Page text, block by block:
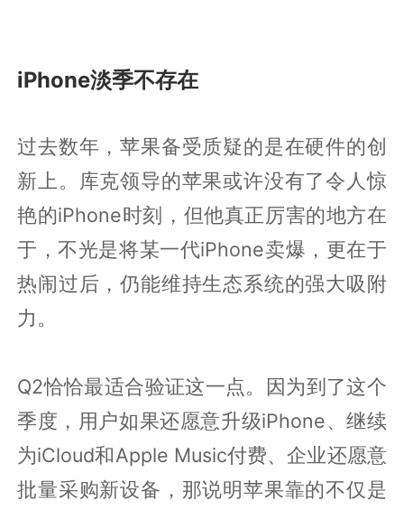
iPhone淡季不存在
过去数年，苹果备受质疑的是在硬件的创
新上。库克领导的苹果或许没有了令人惊
艳的iPhone时刻，但他真正厉害的地方在
于，不光是将某一代iPhone卖爆，更在于
热闹过后，仍能维持生态系统的强大吸附
力。
Q2恰恰最适合验证这一点。因为到了这个
季度，用户如果还愿意升级iPhone、继续
为iCloud和Apple Music付费、企业还愿意
批量采购新设备，那说明苹果靠的不仅是